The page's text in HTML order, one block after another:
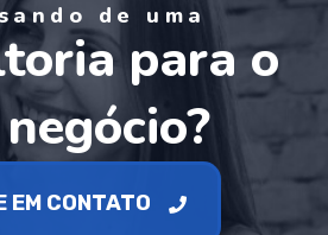
de uma
para o
EM CONTATO